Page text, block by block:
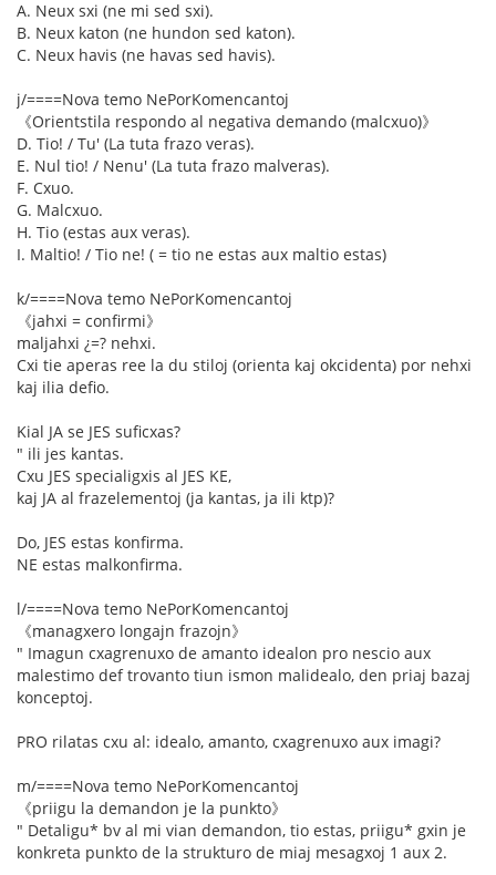
A. Neux sxi (ne mi sed sxi).
B. Neux katon (ne hundon sed katon).
C. Neux havis (ne havas sed havis).
j/====Nova temo NePorKomencantoj
《Orientstila respondo al negativa demando (malcxuo)》
D. Tio! / Tu' (La tuta frazo veras).
E. Nul tio! / Nenu' (La tuta frazo malveras).
F. Cxuo.
G. Malcxuo.
H. Tio (estas aux veras).
I. Maltio! / Tio ne! ( = tio ne estas aux maltio estas)
k/====Nova temo NePorKomencantoj
《jahxi = confirmi》
maljahxi ¿=? nehxi.
Cxi tie aperas ree la du stiloj (orienta kaj okcidenta) por nehxi
kaj ilia defio.
Kial JA se JES suficxas?
" ili jes kantas.
Cxu JES specialigxis al JES KE,
kaj JA al frazelementoj (ja kantas, ja ili ktp)?
Do, JES estas konfirma.
NE estas malkonfirma.
l/====Nova temo NePorKomencantoj
《managxero longajn frazojn》
" Imagun cxagrenuxo de amanto idealon pro nescio aux
malestimo def trovanto tiun ismon malidealo, den priaj bazaj
konceptoj.
PRO rilatas cxu al: idealo, amanto, cxagrenuxo aux imagi?
m/====Nova temo NePorKomencantoj
《priigu la demandon je la punkto》
" Detaligu* bv al mi vian demandon, tio estas, priigu* gxin je
konkreta punkto de la strukturo de miaj mesagxoj 1 aux 2.